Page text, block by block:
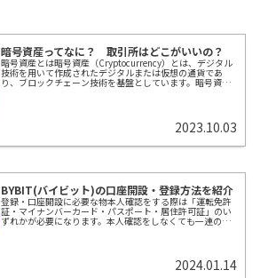
暗号資産ってなに？ 取引所はどこがいいの？
暗号資産とは暗号資産（Cryptocurrency）とは、デジタル
技術を用いて作成されたデジタルまたは仮想の通貨であ
り、ブロックチェーン技術を基盤としています。暗号資産
2023.10.03
BYBIT(バイビット)の口座開設・登録方法を紹介
登録・口座開設に必要な物本人確認をする際は「運転免許
証・マイナンバーカード・パスポート・居住許可証」のい
ずれかが必要になります。本人確認をしなくても一連のサ
2024.01.14